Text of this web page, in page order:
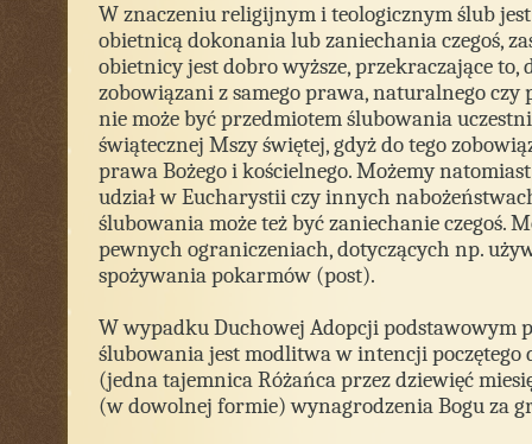
W znaczeniu religijnym i teologicznym ślub
obietnicą dokonania lub zaniechania czegoś,
obietnicy jest dobro wyższe, przekraczające to,
zobowiązani z samego prawa, naturalnego czy
nie może być przedmiotem ślubowania
świątecznej Mszy świętej, gdyż do tego
prawa Bożego i kościelnego. Możemy
udział w Eucharystii czy innych
ślubowania może też być zaniechanie czegoś.
pewnych ograniczeniach, dotyczących np.
spożywania pokarmów (post).
W wypadku Duchowej Adopcji podstawowym
ślubowania jest modlitwa w intencji poczętego
(jedna tajemnica Różańca przez dziewięć
(w dowolnej formie) wynagrodzenia Bogu za